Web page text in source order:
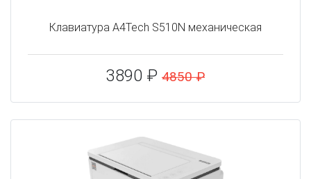
Клавиатура A4Tech S510N механическая
3890 ₽ 4850 ₽